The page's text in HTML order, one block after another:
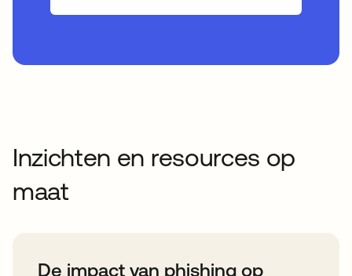
Inzichten en resources op
maat
De impact van phishing op